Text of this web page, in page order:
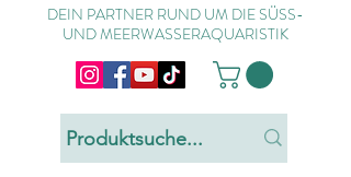
DEIN PARTNER RUND UM DIE SÜSS-
UND MEERWASSERAQUARISTIK